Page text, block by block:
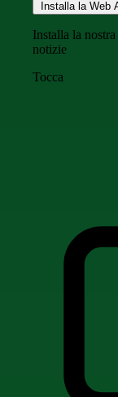
Installa la Web
Installa la
notizie
Tocca